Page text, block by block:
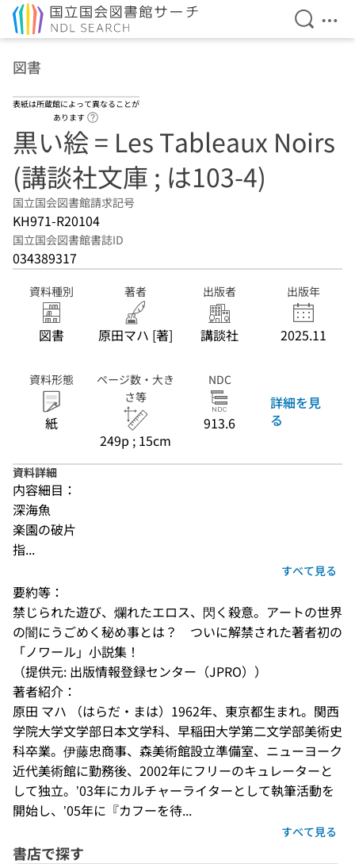
検索を
メ
図書
表紙は所蔵館によって異なることが
あります
黒い絵 = Les Tableaux Noirs
(講談社文庫 ; は103-4)
国立国会図書館請求記号
KH971-R20104
国立国会図書館書誌ID
034389317
資料種別
図書
著者
原田マハ [著]
出版者
講談社
出版年
2025.11
資料形態
紙
ページ数・大き
さ等
249p ; 15cm
NDC
913.6
詳細を見
る
資料詳細
内容細目：
深海魚
楽園の破片
指...
すべて見る
要約等：
禁じられた遊び、爛れたエロス、閃く殺意。アートの世界
の闇にうごめく秘め事とは？　ついに解禁された著者初の
「ノワール」小説集！
（提供元: 出版情報登録センター（JPRO））
著者紹介：
原田 マハ （はらだ・まは）1962年、東京都生まれ。関西
学院大学文学部日本文学科、早稲田大学第二文学部美術史
科卒業。伊藤忠商事、森美術館設立準備室、ニューヨーク
近代美術館に勤務後、2002年にフリーのキュレーターと
して独立。’03年にカルチャーライターとして執筆活動を
開始し、’05年に『カフーを待...
すべて見る
書店で探す